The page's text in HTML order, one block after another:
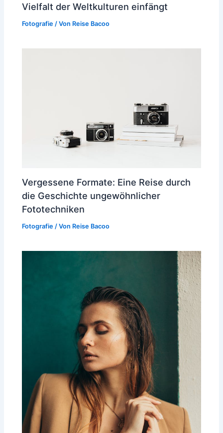
Vielfalt der Weltkulturen einfängt
Fotografie / Von Reise Bacoo
Vergessene Formate: Eine Reise durch
die Geschichte ungewöhnlicher
Fototechniken
Fotografie / Von Reise Bacoo